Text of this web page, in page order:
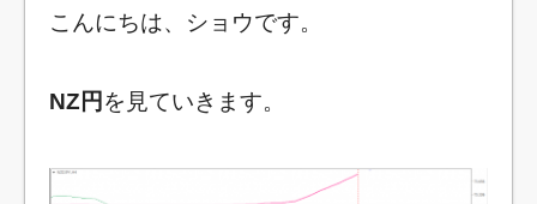
こんにちは、ショウです。
NZ円 を見ていきます。